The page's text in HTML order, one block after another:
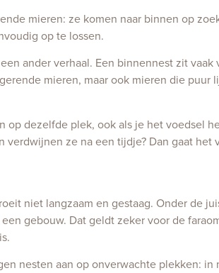
mieren: ze komen naar binnen op
op te lossen.
ander verhaal. Een binnennest zit
mieren, maar ook mieren die puur
dezelfde plek, ook als je het voedsel
ze na een tijdje? Dan gaat
niet langzaam en gestaag. Onder de
gebouw. Dat geldt zeker voor de
nesten aan op onverwachte plekken: